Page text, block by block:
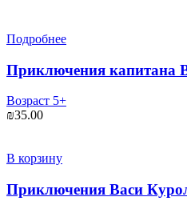
Подробнее
Приключения капитана
Возраст 5+
₪35.00
В корзину
Приключения Васи